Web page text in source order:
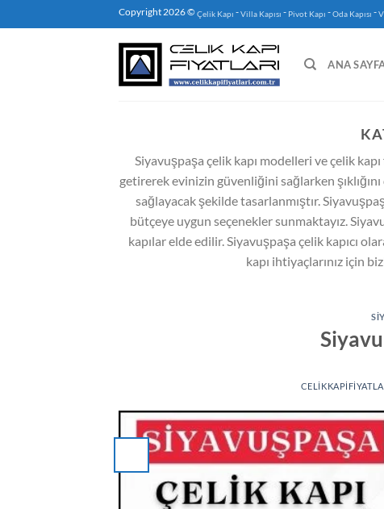
atla
Copyright 2026 © Çelik Kapı -Villa Kapısı - Pivot Kapı -Oda Kapısı -
ANA
Siyavuşpaşa çelik kapı modelleri ve çelik
getirerek evinizin güvenliğini sağlarken
sağlayacak şekilde tasarlanmıştır.
bütçeye uygun seçenekler sunmaktayız.
kapılar elde edilir. Siyavuşpaşa çelik kapıcı
kapı ihtiyaçlarınız için